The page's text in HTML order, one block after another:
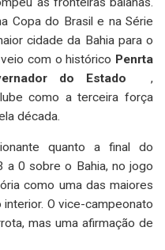
Copa do Brasil e na Série
cidade da Bahia para o
com o histórico Penrta
do Estado ,
como a terceira força
década.
quanto a final do
a 0 sobre o Bahia, no jogo
como uma das maiores
O vice-campeonato
mas uma afirmação de